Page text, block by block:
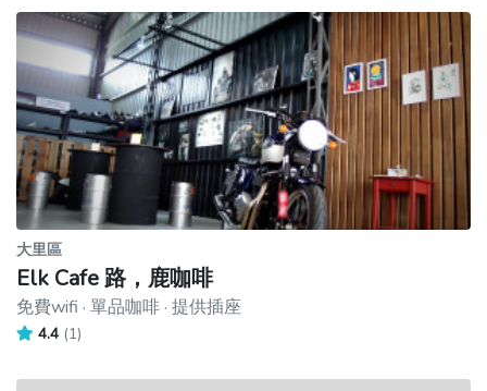
大里區
Elk Cafe 路，鹿咖啡
免費wifi · 單品咖啡 · 提供插座
4.4 (1)